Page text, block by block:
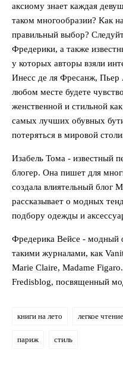
аксиому знает каждая
таком многообразии? Как
правильный выбор?
Фредерики, а также
у которых авторы взяли
Инесс де ля Фресанж, Пьер
любом месте будете
женственной и стильной
самых лучших обувных
потеряться в мировой
Изабель Тома - известный
блогер. Она пишет для
создала влиятельный блог
рассказывает о модных
подбору одежды и
Фредерика Вейсе - модный
такими журналами, как
Marie Claire, Madame
Fredisblog, посвященный
книги на лето легкое чтение
париж стиль